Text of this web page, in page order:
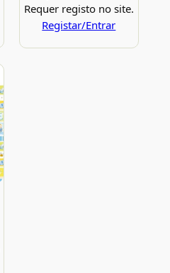
Requer registo no site.
Registar/Entrar